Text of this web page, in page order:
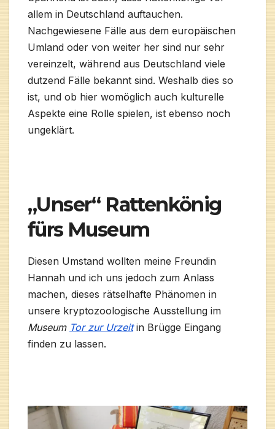
allem in Deutschland auftauchen.
Nachgewiesene Fälle aus dem europäischen
Umland oder von weiter her sind nur sehr
vereinzelt, während aus Deutschland viele
dutzend Fälle bekannt sind. Weshalb dies so
ist, und ob hier womöglich auch kulturelle
Aspekte eine Rolle spielen, ist ebenso noch
ungeklärt.
„Unser“ Rattenkönig
fürs Museum
Diesen Umstand wollten meine Freundin
Hannah und ich uns jedoch zum Anlass
machen, dieses rätselhafte Phänomen in
unsere kryptozoologische Ausstellung im
Museum Tor zur Urzeitin Brügge Eingang
finden zu lassen.